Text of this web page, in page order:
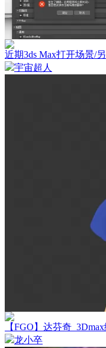
近期3ds Max打开场景/
宇宙超人
【FGO】达芬奇
龙小卒